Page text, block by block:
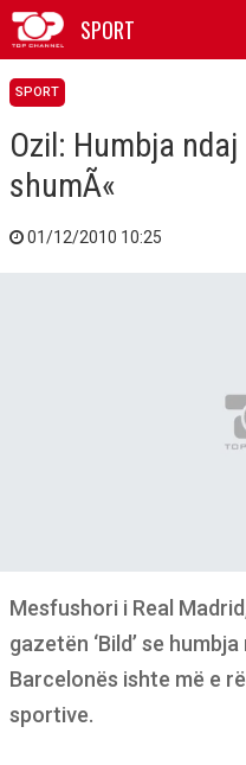
SPORT
SPORT
Ozil: Humbja
shumÃ«
01/12/2010 10:25
Mesfushori i Real
gazetën ‘Bild’ se
Barcelonës ishte më e
sportive.